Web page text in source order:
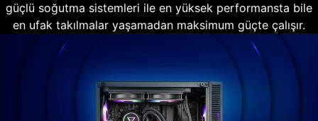
güçlü soğutma sistemleri ile en yüksek performansta bile
en ufak takılmalar yaşamadan maksimum güçte çalışır.